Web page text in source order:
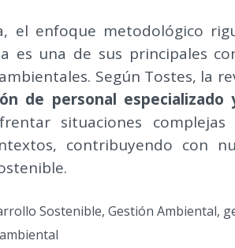
el enfoque metodológico
es una de sus principales
Según Tostes, la
de personal
situaciones
contribuyendo con
Sostenible, Gestión Ambiental,